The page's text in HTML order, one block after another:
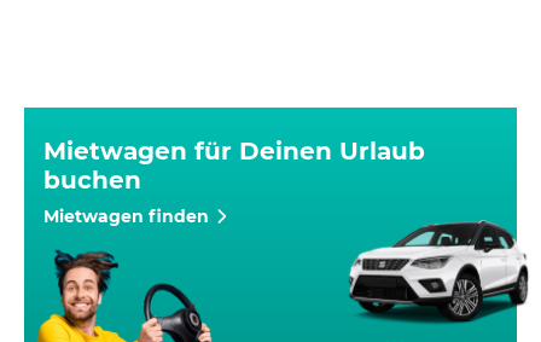
Mietwagen für Deinen Urlaub
buchen
Mietwagen finden